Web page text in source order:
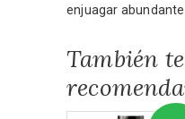
enjuagar
También te